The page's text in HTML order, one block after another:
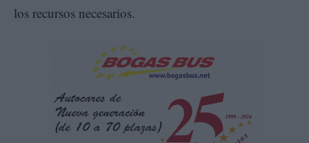
los recursos necesarios.